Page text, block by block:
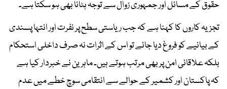
حقوق کے مسائل اور جمہوری زوال سے توجہ ہٹانا بھی ہو سکتا ہے۔
تجزیہ کاروں کا کہنا ہے کہ جب ریاستی سطح پر نفرت اور انتہا پسندی
کے بیانیے کو فروغ دیا جائے تو اس کے اثرات نہ صرف داخلی استحکام
بلکہ علاقائی امن پر بھی مرتب ہوتے ہیں۔ ماہرین نے خبردار کیا ہے
کہ پاکستان اور کشمیر کے حوالے سے انتقامی سوچ خطے میں عدم